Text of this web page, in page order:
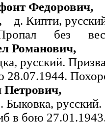
Федорович,
д. Кипти,
без
Романович,
рус­ский.
28.07.1944.
Петрович,
Быковка,
в бою